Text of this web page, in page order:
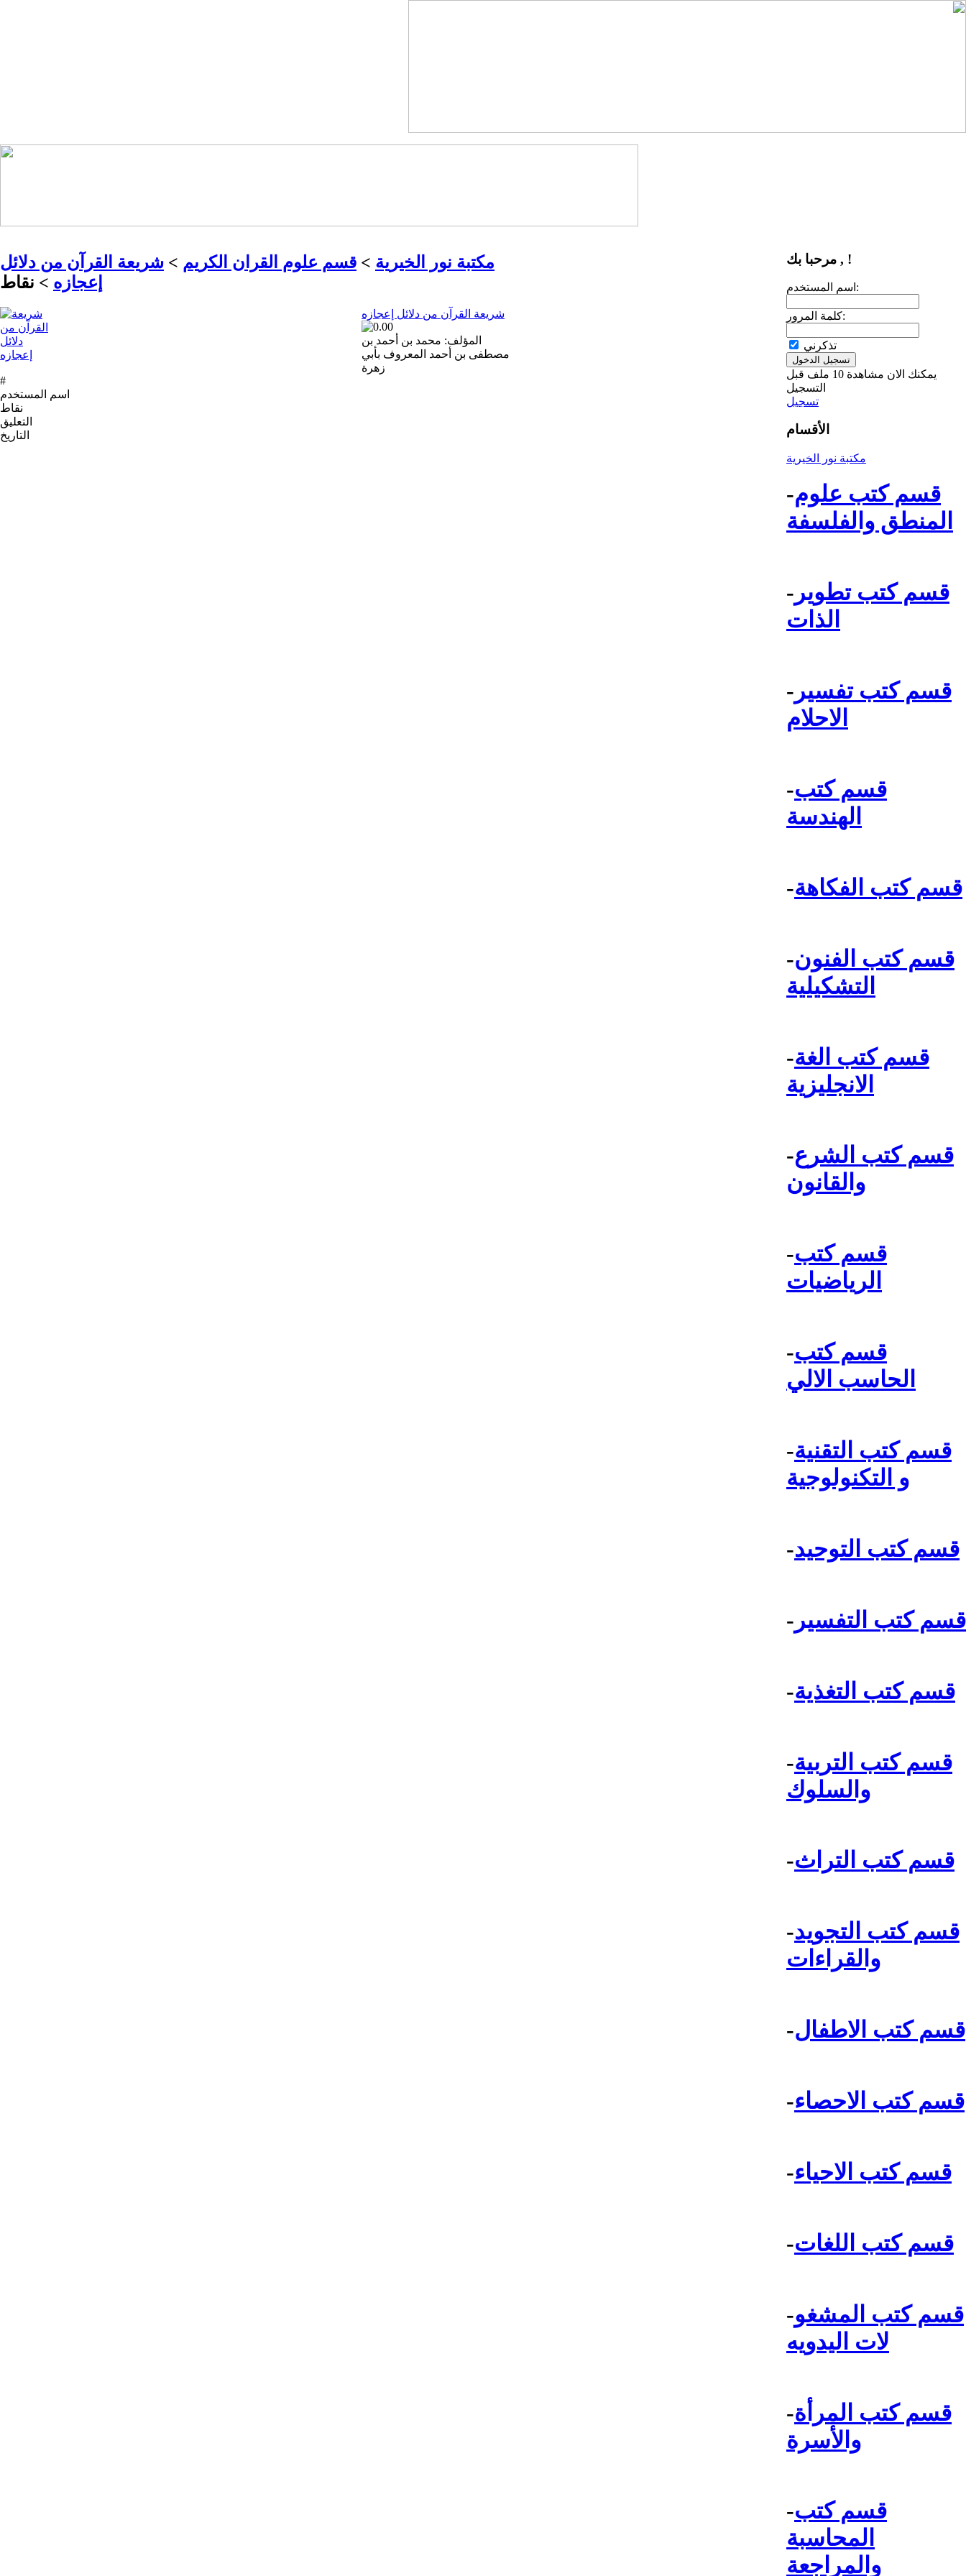
مرحبا بك , !
اسم المستخدم:
كلمة المرور:
تذكرني
يمكنك الان مشاهدة 10 ملف قبل
التسجيل
تسجيل
الأقسام
مكتبة نور الخيرية
-قسم كتب علوم
المنطق والفلسفة
- قسم كتب تطوير
الذات
- قسم كتب تفسير
الاحلام
-قسم كتب
الهندسة
-قسم كتب الفكاهة
-قسم كتب الفنون
التشكيلية
-قسم كتب الغة
الانجليزية
-قسم كتب الشرع
والقانون
-قسم كتب
الرياضيات
-قسم كتب
الحاسب الالي
-قسم كتب التقنية
و التكنولوجية
-قسم كتب التوحيد
- قسم كتب التفسير
-قسم كتب التغذية
-قسم كتب التربية
والسلوك
-قسم كتب التراث
-قسم كتب التجويد
والقراءات
-قسم كتب الاطفال
-قسم كتب الاحصاء
-قسم كتب الاحياء
-قسم كتب اللغات
-قسم كتب المشغو
لات اليدويه
-قسم كتب المرأة
والأسرة
-قسم كتب
المحاسبة
والمراجعة
مكتبة نور الخيرية > قسم علوم القران الكريم > شريعة القرآن من دلائل
إعجازه > نقاط
شريعة القرآن من دلائل إعجازه
المؤلف: محمد بن أحمد بن
مصطفى بن أحمد المعروف بأبي
زهرة
#
اسم المستخدم
نقاط
التعليق
التاريخ